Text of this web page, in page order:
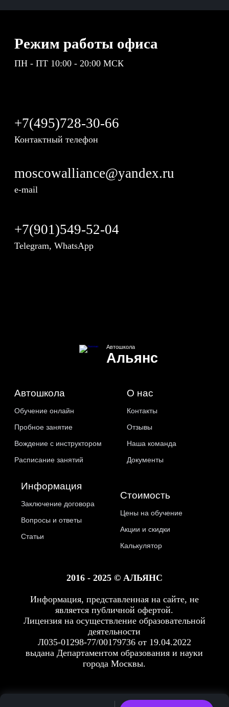
Режим работы офиса
ПН - ПТ 10:00 - 20:00 МСК
+7(495)728-30-66
Контактный телефон
moscowalliance@yandex.ru
e-mail
+7(901)549-52-04
Telegram, WhatsApp
Автошкола
Альянс
Автошкола
Обучение онлайн
Пробное занятие
Вождение с инструктором
Расписание занятий
Стоимость
Цены на обучение
Акции и скидки
Калькулятор
О нас
Контакты
Отзывы
Наша команда
Документы
Информация
Заключение договора
Вопросы и ответы
Статьи
2016 - 2025 © АЛЬЯНС
Информация, представленная на сайте, не
является публичной офертой.
Лицензия на осуществление образовательной
деятельности
Л035-01298-77/00179736 от 19.04.2022
выдана Департаментом образования и науки
города Москвы.